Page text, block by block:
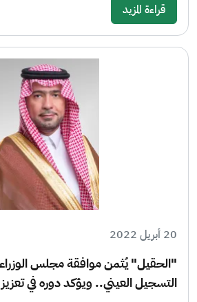
قراءة المزيد
20 أبريل 2022
"الحقيل" يُثمن موافقة مجلس
التسجيل العيني.. ويؤكد دوره في